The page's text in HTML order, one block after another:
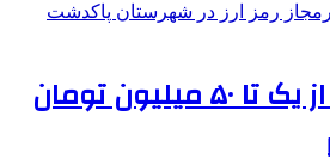
با یک پیامک، از یک تا ۵۰ میلیون تومان